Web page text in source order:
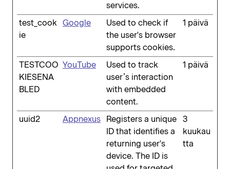
services.
test_cook
ie
Google
Used to check if
the user's browser
supports cookies.
1 päivä
TESTCOO
KIESENA
BLED
YouTube
Used to track
user’s interaction
with embedded
content.
1 päivä
uuid2 Appnexus
Registers a unique
ID that identifies a
returning user's
device. The ID is
3
kuukau
tta